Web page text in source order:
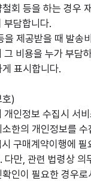
회 등을 하는 경우
부담합니다.
제공받을 때 발송
그 비용을 누가 부담
표시합니다.
호)
인정보 수집시 서
한의 개인정보를 수
구매계약이행에 필
다만, 관련 법령상 의
인이 필요한 경우로